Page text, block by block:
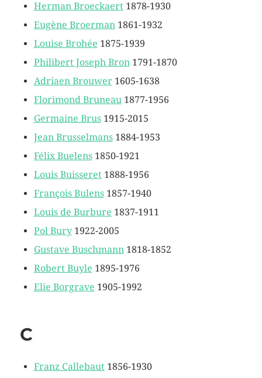
Herman Broeckaert1878-1930
Eugène Broerman1861-1932
Louise Brohée 1875-1939
Philibert Joseph Bron1791-1870
Adriaen Brouwer1605-1638
Florimond Bruneau1877-1956
Germaine Brus1915-2015
Jean Brusselmans1884-1953
Félix Buelens1850-1921
Louis Buisseret1888-1956
François Bulens1857-1940
Louis de Burbure 1837-1911
Pol Bury1922-2005
Gustave Buschmann1818-1852
Robert Buyle 1895-1976
Elie Borgrave 1905-1992
C
Franz Callebaut1856-1930